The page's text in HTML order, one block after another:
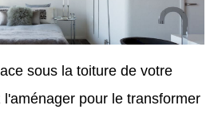
sous la toiture de votre
pour le transformer